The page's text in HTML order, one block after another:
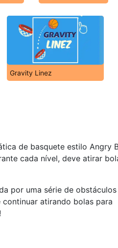
Gravity Linez
de basquete estilo Angry
cada nível, deve atirar
por uma série de obstáculos
atirando bolas para